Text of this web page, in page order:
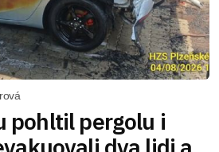
pohltil pergolu i